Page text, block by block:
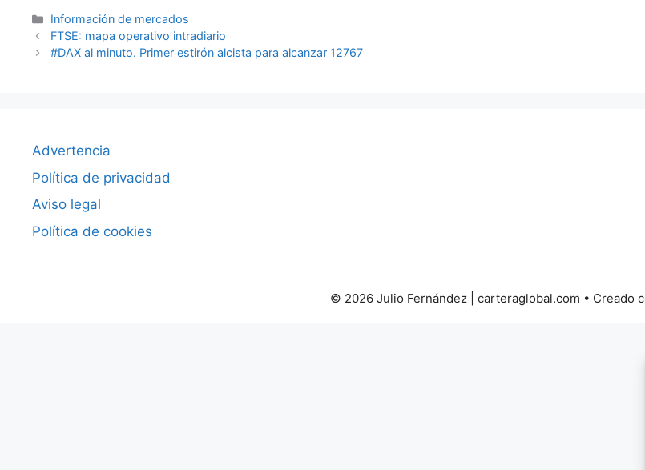
Categorías
Información de mercados
FTSE: mapa operativo intradiario
#DAX al minuto. Primer estirón alcista para alcanzar 12767
Advertencia
Política de privacidad
Aviso legal
Política de cookies
© 2026 Julio Fernández | carteraglobal.com • Creado